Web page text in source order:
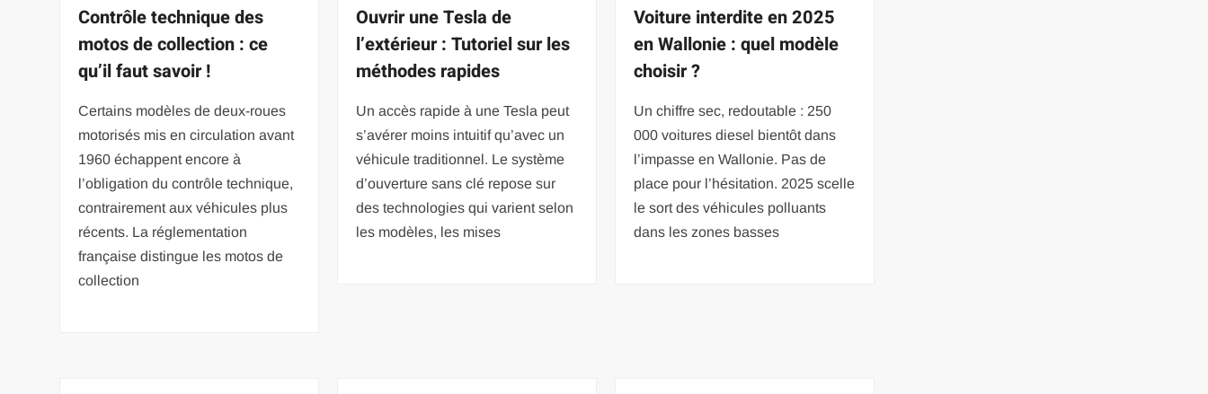
Contrôle technique des
motos de collection : ce
qu’il faut savoir !
Certains modèles de deux-roues
motorisés mis en circulation avant
1960 échappent encore à
l’obligation du contrôle technique,
contrairement aux véhicules plus
récents. La réglementation
française distingue les motos de
collection
Ouvrir une Tesla de
l’extérieur : Tutoriel sur les
méthodes rapides
Un accès rapide à une Tesla peut
s’avérer moins intuitif qu’avec un
véhicule traditionnel. Le système
d’ouverture sans clé repose sur
des technologies qui varient selon
les modèles, les mises
Voiture interdite en 2025
en Wallonie : quel modèle
choisir ?
Un chiffre sec, redoutable : 250
000 voitures diesel bientôt dans
l’impasse en Wallonie. Pas de
place pour l’hésitation. 2025 scelle
le sort des véhicules polluants
dans les zones basses